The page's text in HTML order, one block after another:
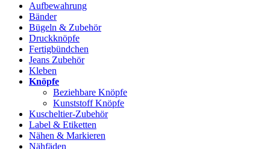
Aufbewahrung
Bänder
Bügeln & Zubehör
Druckknöpfe
Fertigbündchen
Jeans Zubehör
Kleben
Knöpfe
Beziehbare Knöpfe
Kunststoff Knöpfe
Kuscheltier-Zubehör
Label & Etiketten
Nähen & Markieren
Nähfäden